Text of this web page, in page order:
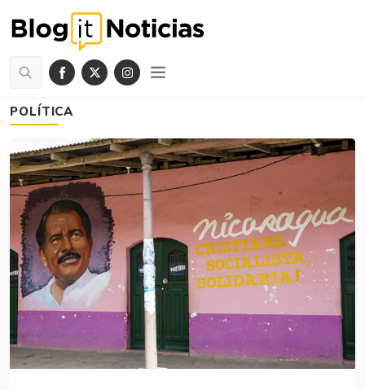
POLÍTICA